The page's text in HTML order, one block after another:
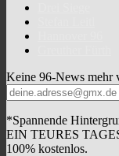
Keine 96-News mehr
*Spannende
EIN TEURES
100% kostenlos.